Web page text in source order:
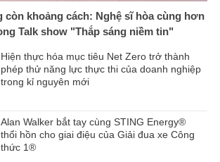
còn khoảng cách: Nghệ sĩ hòa cùng hơn
Talk show "Thắp sáng niềm tin"
Hiện thực hóa mục tiêu Net Zero trở thành
phép thử năng lực thực thi của doanh nghiệp
trong kỉ nguyên mới
Alan Walker bắt tay cùng STING Energy®
thổi hồn cho giai điệu của Giải đua xe Công
thức 1®